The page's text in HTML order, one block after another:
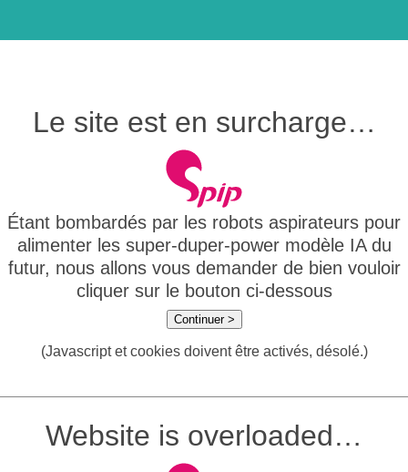
Le site est en surcharge…
Étant bombardés par les robots aspirateurs pour
alimenter les super-duper-power modèle IA du
futur, nous allons vous demander de bien vouloir
cliquer sur le bouton ci-dessous
Continuer >
(Javascript et cookies doivent être activés, désolé.)
Website is overloaded…